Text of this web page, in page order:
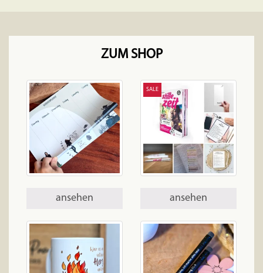
ZUM SHOP
ansehen
SALE
ansehen